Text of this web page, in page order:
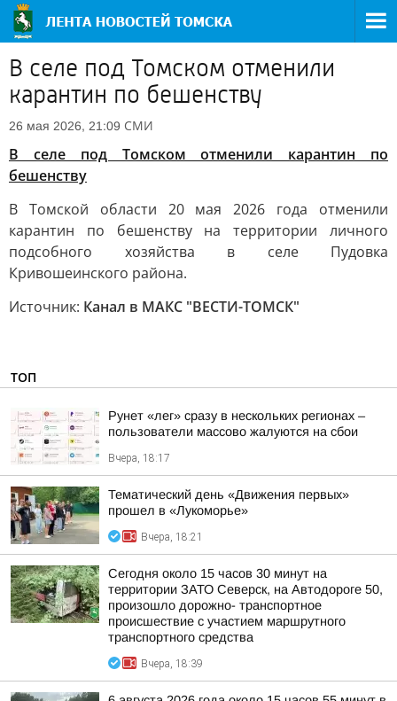
В селе под Томском отменили
карантин по бешенству
26 мая 2026, 21:09 СМИ
В селе под Томском отменили карантин по
бешенству
В Томской области 20 мая 2026 года отменили
карантин по бешенству на территории личного
подсобного хозяйства в селе Пудовка
Кривошеинского района.
Источник: Канал в МАКС "ВЕСТИ-ТОМСК"
ТОП
Рунет «лег» сразу в нескольких регионах –
пользователи массово жалуются на сбои
Вчера, 18:17
Тематический день «Движения первых»
прошел в «Лукоморье»
Вчера, 18:21
Сегодня около 15 часов 30 минут на
территории ЗАТО Северск, на Автодороге 50,
произошло дорожно- транспортное
происшествие с участием маршрутного
транспортного средства
Вчера, 18:39